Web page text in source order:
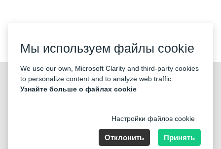
©2026 «KONTRAMARKA LTD» Все права защищены
85 Great Portland Street, London, England, W1W 7LT, Company
Мы используем файлы cookie
We use our own, Microsoft Clarity and third-party cookies
to personalize content and to analyze web traffic.
Узнайте больше о файлах cookie
Настройки файлов cookie
Отклонить Принять